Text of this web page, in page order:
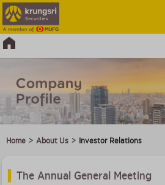
Home > About Us > Investor Relations
The Annual General Meeting